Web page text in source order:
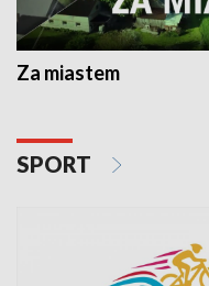
Za miastem
SPORT